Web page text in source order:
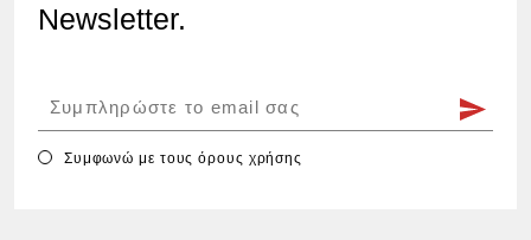
Newsletter.
Συμφωνώ με τουςόρους χρήσης